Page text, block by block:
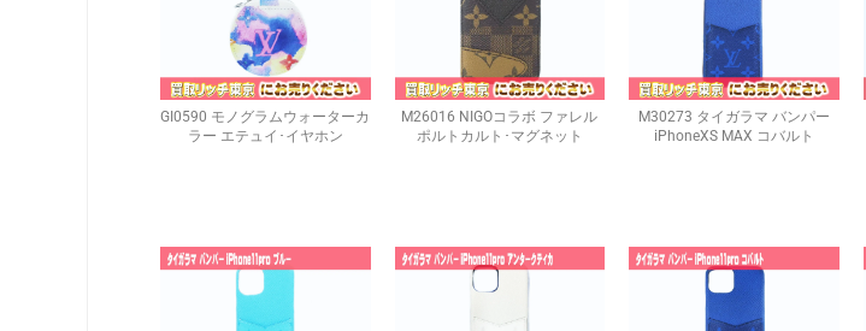
GI0590 モノグラムウォーターカ
ラー エテュイ･イヤホン
M26016 NIGOコラボ ファレル
ポルトカルト･マグネット
M30273 タイガラマ バンパー
iPhoneXS MAX コバルト